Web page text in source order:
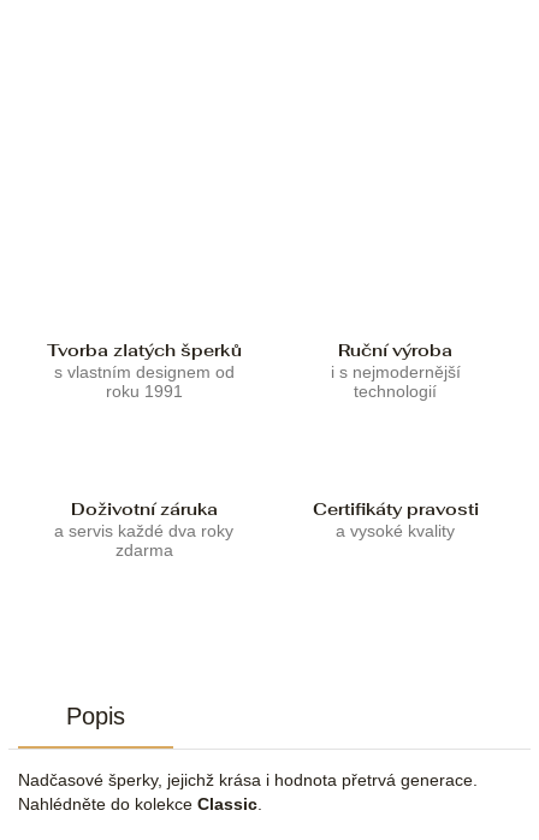
Tvorba zlatých šperků
s vlastním designem od
roku 1991
Ruční výroba
i s nejmodernější
technologií
Doživotní záruka
a servis každé dva roky
zdarma
Certifikáty pravosti
a vysoké kvality
Popis
Nadčasové šperky, jejichž krása i hodnota přetrvá generace.
Nahlédněte do kolekce Classic